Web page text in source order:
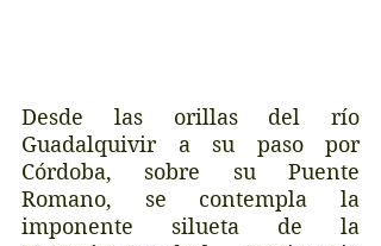
Desde las orillas del río
Guadalquivir a su paso por
Córdoba, sobre su Puente
Romano, se contempla la
imponente silueta de la